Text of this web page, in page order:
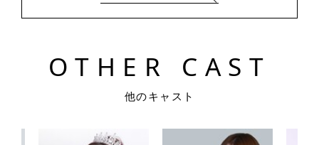
OT H E R C A S T
他のキャスト